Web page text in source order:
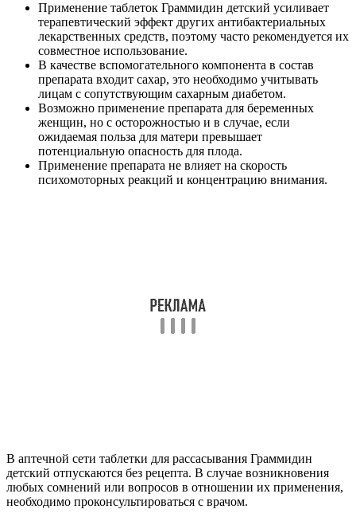
Применение таблеток Граммидин детский усиливает
терапевтический эффект других антибактериальных
лекарственных средств, поэтому часто рекомендуется их
совместное использование.
В качестве вспомогательного компонента в состав
препарата входит сахар, это необходимо учитывать
лицам с сопутствующим сахарным диабетом.
Возможно применение препарата для беременных
женщин, но с осторожностью и в случае, если
ожидаемая польза для матери превышает
потенциальную опасность для плода.
Применение препарата не влияет на скорость
психомоторных реакций и концентрацию внимания.
В аптечной сети таблетки для рассасывания Граммидин
детский отпускаются без рецепта. В случае возникновения
любых сомнений или вопросов в отношении их применения,
необходимо проконсультироваться с врачом.